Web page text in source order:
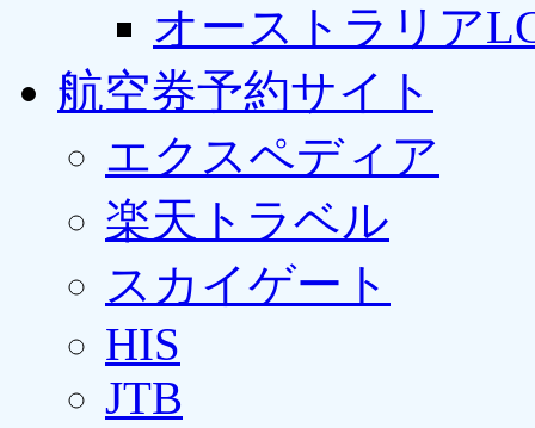
オーストラリア
航空券予約サイト
エクスペディア
楽天トラベル
スカイゲート
HIS
JTB